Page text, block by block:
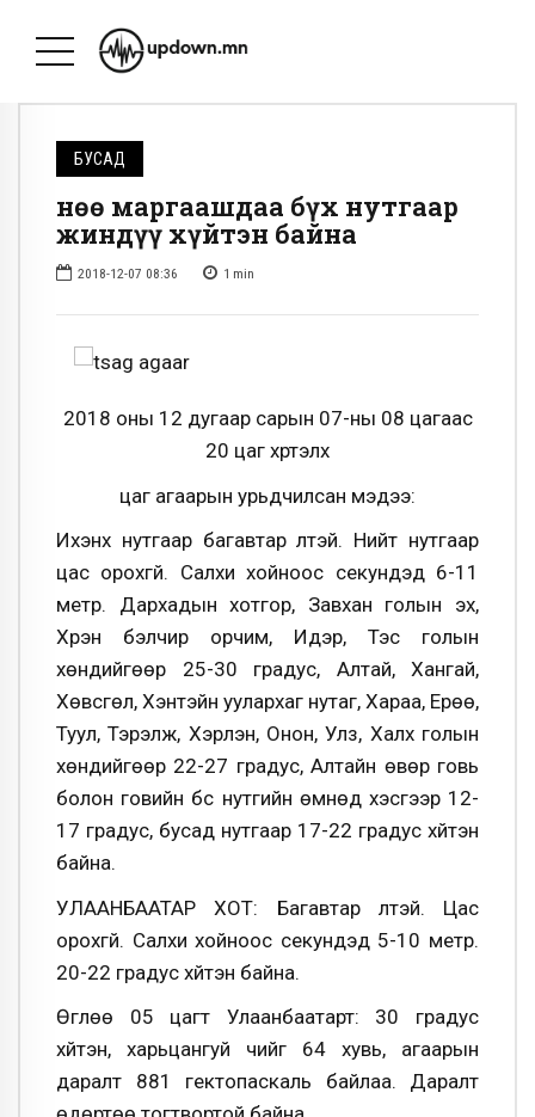
БУСАД
Өнөө маргаашдаа бүх нутгаар
жиндүү хүйтэн байна
2018-12-07 08:36 1 min
2018 оны 12 дугаар сарын 07-ны 08 цагаас
20 цаг хүртэлх
цаг агаарын урьдчилсан мэдээ:
Ихэнх нутгаар багавтар үүлтэй. Нийт нутгаар
цас орохгүй. Салхи хойноос секундэд 6-11
метр. Дархадын хотгор, Завхан голын эх,
Хүрэн бэлчир орчим, Идэр, Тэс голын
хөндийгөөр 25-30 градус, Алтай, Хангай,
Хөвсгөл, Хэнтэйн уулархаг нутаг, Хараа, Ерөө,
Туул, Тэрэлж, Хэрлэн, Онон, Улз, Халх голын
хөндийгөөр 22-27 градус, Алтайн өвөр говь
болон говийн бүс нутгийн өмнөд хэсгээр 12-
17 градус, бусад нутгаар 17-22 градус хүйтэн
байна.
УЛААНБААТАР ХОТ: Багавтар үүлтэй. Цас
орохгүй. Салхи хойноос секундэд 5-10 метр.
20-22 градус хүйтэн байна.
Өглөө 05 цагт Улаанбаатарт: 30 градус
хүйтэн, харьцангуй чийг 64 хувь, агаарын
даралт 881 гектопаскаль байлаа. Даралт